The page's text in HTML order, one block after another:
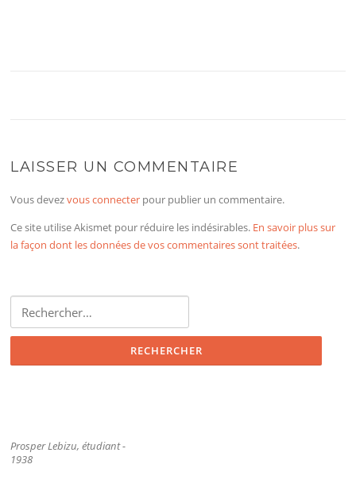
LAISSER UN COMMENTAIRE
Vous devezvous connecter pour publier un commentaire.
Ce site utilise Akismet pour réduire les indésirables. En savoir plus sur
la façon dont les données de vos commentaires sont traitées.
Prosper Lebizu, étudiant -
1938